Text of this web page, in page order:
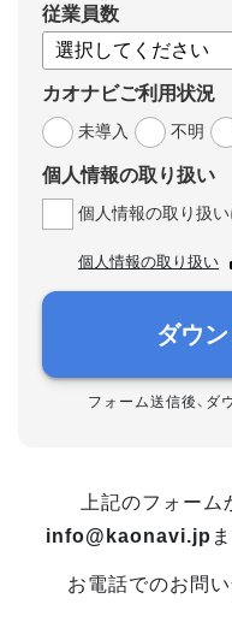
従業員数
カオナビご利用状況
未導入
不明
個人情報の取り扱い
個人情報の取り扱い
個人情報の取り扱い
ダウ
フォーム送信後、ダ
上記のフォーム
info@kaonavi.jp
お電話でのお問